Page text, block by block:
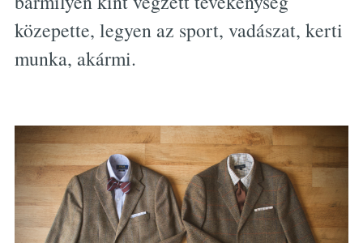
közepette, legyen az sport, vadászat, kerti
munka, akármi.